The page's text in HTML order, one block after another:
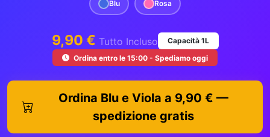
Blu Rosa
9,90 € Tutto Incluso
Capacità 1L
Ordina entro le 15:00 - Spediamo oggi
Ordina Blu e Viola a 9,90 € —
spedizione gratis